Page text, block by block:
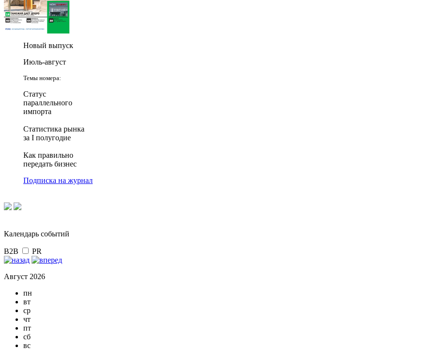
Новый выпуск
Июль-август
Темы номера:
Статус
параллельного
импорта
Статистика рынка
за I полугодие
Как правильно
передать бизнес
Подписка на журнал
Календарь событий
B2B PR
Август 2026
пн
вт
ср
чт
пт
сб
вс